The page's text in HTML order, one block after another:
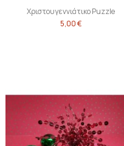
Χριστουγεννιάτικο Puzzle
5,00 €